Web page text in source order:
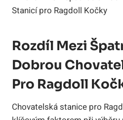
Rozdíl Mezi
Dobrou
Pro Ragdoll
Chovatelská stanice pro